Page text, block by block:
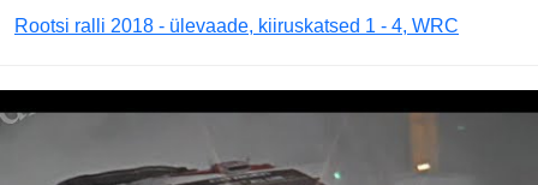
Rootsi ralli 2018 - ülevaade, kiiruskatsed 1 - 4, WRC